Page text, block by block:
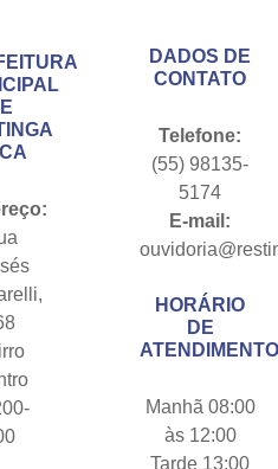
DADOS DE
CONTATO
Telefone:
(55) 98135-
5174
E-mail:
HORÁRIO
DE
Manhã 08:00
às 12:00
Tarde 13:00